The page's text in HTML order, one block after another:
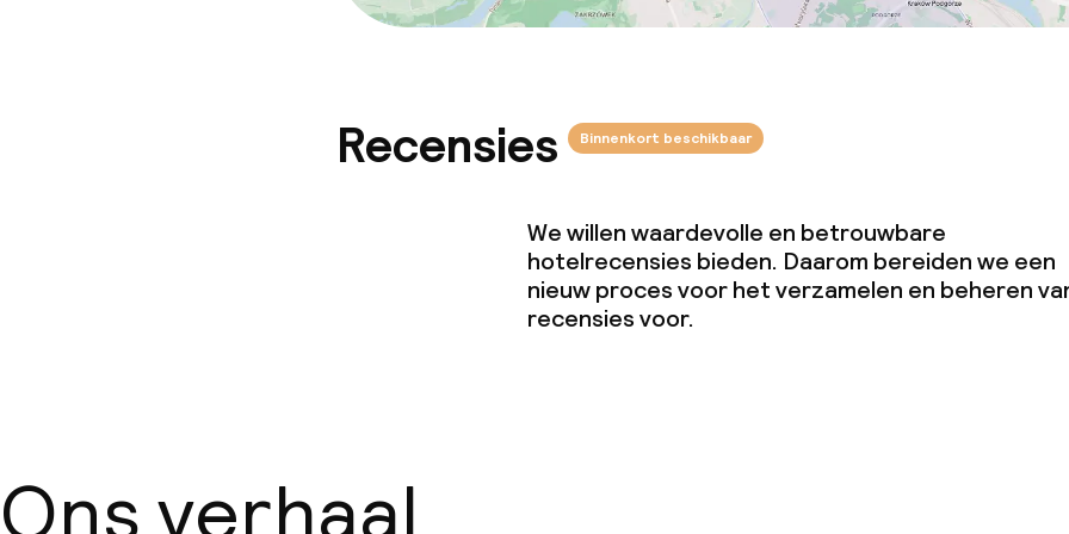
Recensies Binnenkort beschikbaar
We willen waardevolle en betrouwbare
hotelrecensies bieden. Daarom bereiden we een
nieuw proces voor het verzamelen en beheren
recensies voor.
Ons verhaal